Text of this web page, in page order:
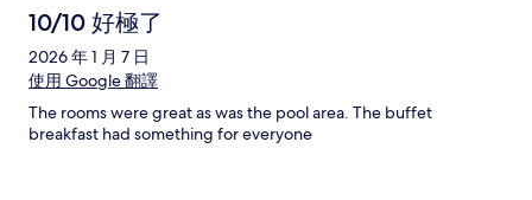
10/10 好極了
2026 年 1 月 7 日
使用 Google 翻譯
The rooms were great as was the pool area. The buffet
breakfast had something for everyone